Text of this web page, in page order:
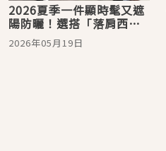
2026夏季一件顯時髦又遮
陽防曬！選搭「落肩西
外」展現日系個性
2026年05月19日